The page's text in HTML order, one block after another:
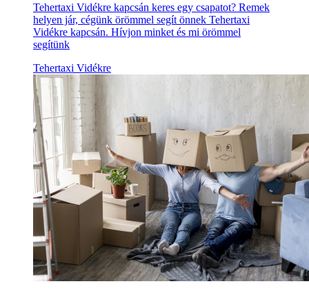
Tehertaxi Vidékre kapcsán keres egy csapatot? Remek
helyen jár, cégünk örömmel segít önnek Tehertaxi
Vidékre kapcsán. Hívjon minket és mi örömmel
segítünk
Tehertaxi Vidékre